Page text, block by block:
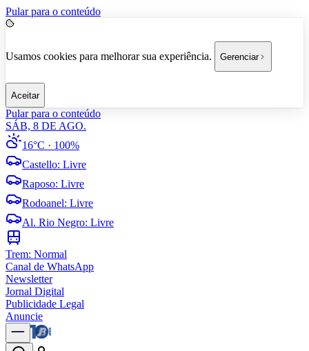
Pular para o conteúdo
Usamos cookies para melhorar sua experiência. Gerenciar
Aceitar
Pular para o conteúdo
SÁB, 8 DE AGO.
16°C · 100%
Castello: Livre
Raposo: Livre
Rodoanel: Livre
Al. Rio Negro: Livre
Trem: Normal
Canal de WhatsApp
Newsletter
Jornal Digital
Publicidade Legal
Anuncie